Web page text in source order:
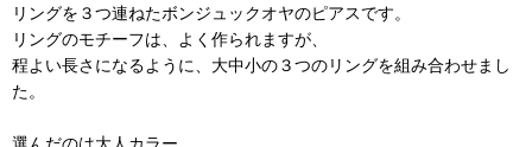
リングを３つ連ねたボンジュックオヤのピアスです。
リングのモチーフは、よく作られますが、
程よい長さになるように、大中小の３つのリングを組み合わせまし
た。
選んだのは大人カラー。